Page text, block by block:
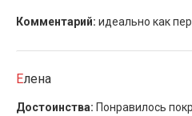
Комментарий: идеально как
Елена
Достоинства: Понравилось